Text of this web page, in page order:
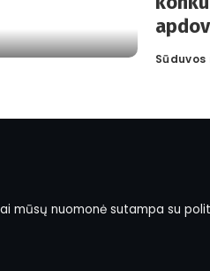
Posted
mūsų nuomonė sutampa su